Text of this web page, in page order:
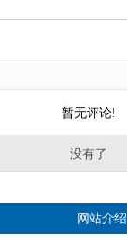
暂无评论!
没有了
网站介绍